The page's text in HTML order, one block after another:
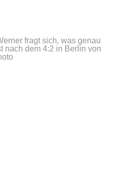
fragt sich, was genau
nach dem 4:2 in Berlin von